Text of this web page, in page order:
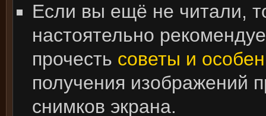
Если вы ещё не читали,
настоятельно
прочесть советы и
получения изображений
снимков экрана.